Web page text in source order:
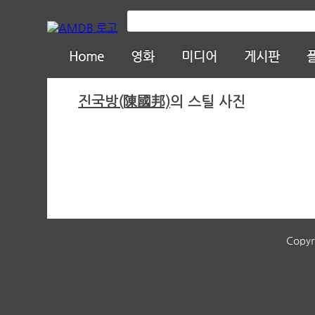
Home 영화 미디어 게시판
진국방(陳國邦)의 스틸 사진